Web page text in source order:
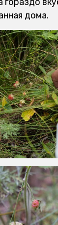
гораздо
дома.